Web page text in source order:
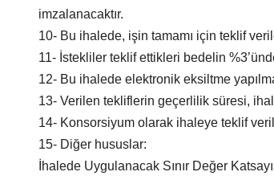
imzalanacaktır.
10- Bu ihalede, işin tamamı için teklif
11- İstekliler teklif ettikleri bedelin
12- Bu ihalede elektronik eksiltme
13- Verilen tekliflerin geçerlilik süresi,
14- Konsorsiyum olarak ihaleye teklif
15- Diğer hususlar:
İhalede Uygulanacak Sınır Değer